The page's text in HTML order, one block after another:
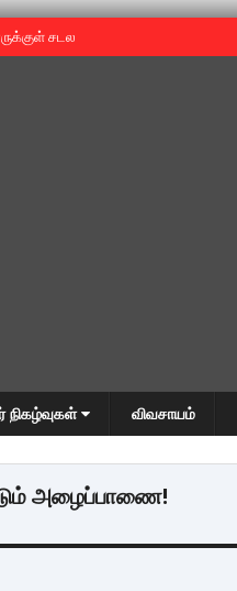
சடலம் -தமிழருடையதா ?
நிகழ்வுகள் விவசாயம்
அழைப்பாணை!